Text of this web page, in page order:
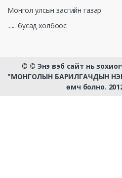
Монгол улсын засгийн газар
...... бусад холбоос
© © Энэ вэб сайт нь
"МОНГОЛЫН БАРИЛГАЧДЫН
өмч болно.